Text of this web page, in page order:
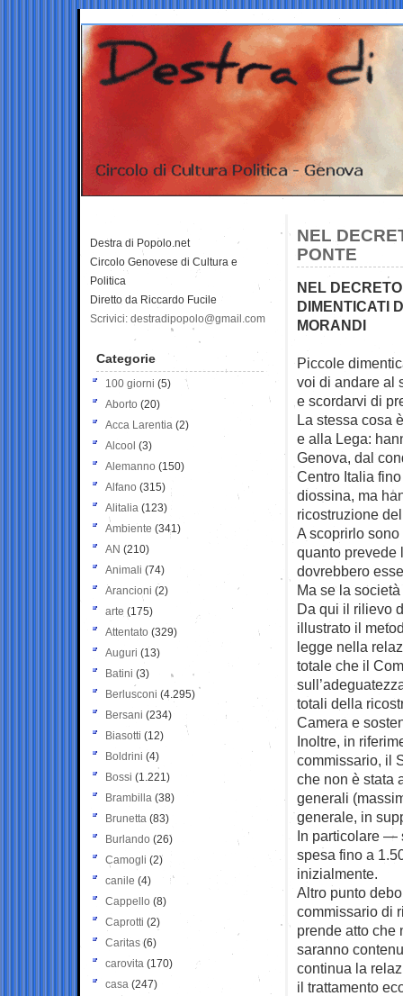
NEL
PONTE
NEL
DIMENTICATI
MORANDI
Piccole
voi di andare al
e scordarvi di
La stessa cosa
e alla Lega:
Genova, dal
Centro Italia
diossina, ma
ricostruzione
A scoprirlo
quanto prevede
dovrebbero
Ma se la
Da qui il rilievo
illustrato il
legge nella
totale che il
totali della
Camera e
Inoltre, in
commissario, il
che non è stata
generali
generale, in
In particolare —
spesa fino a
inizialmente.
Altro punto
commissario di
prende atto che
saranno
continua la
il trattamento
Destra di Popolo.net
Circolo Genovese di Cultura e
Politica
Diretto da Riccardo Fucile
Scrivici: destradipopolo@gmail.com
Categorie
100 giorni (5)
Aborto (20)
Acca Larentia (2)
Alcool (3)
Alemanno (150)
Alfano (315)
Alitalia (123)
Ambiente (341)
AN (210)
Animali (74)
Arancioni (2)
arte (175)
Attentato (329)
Auguri (13)
Batini (3)
Berlusconi (4.295)
Bersani (234)
Biasotti (12)
Boldrini (4)
Bossi (1.221)
Brambilla (38)
Brunetta (83)
Burlando (26)
Camogli (2)
canile (4)
Cappello (8)
Caprotti (2)
Caritas (6)
carovita (170)
casa (247)